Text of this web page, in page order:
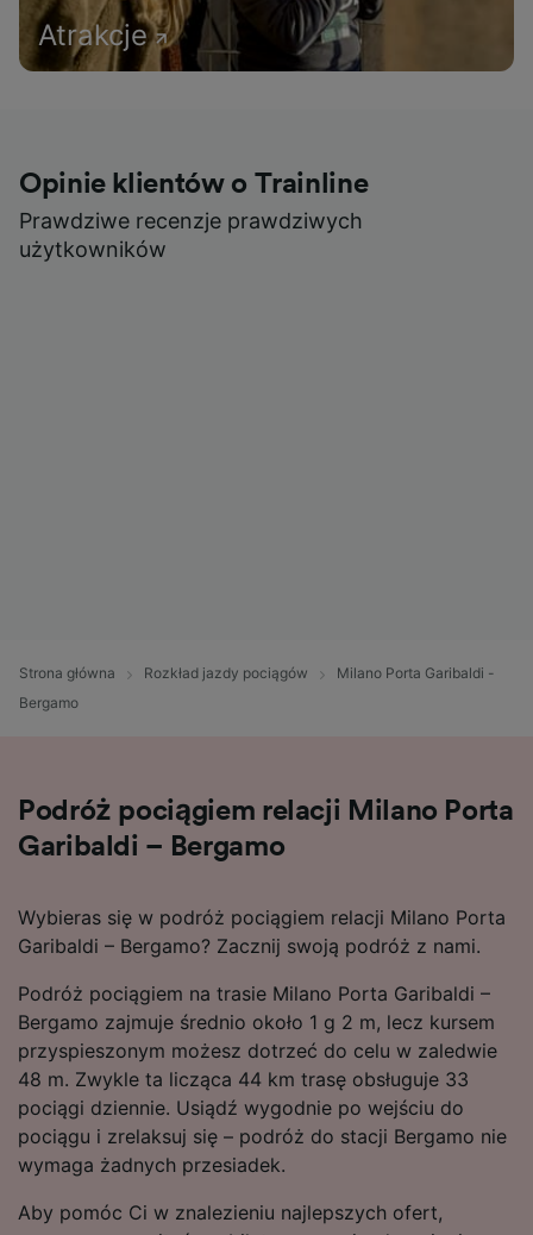
Atrakcje
Opinie klientów o Trainline
Prawdziwe recenzje prawdziwych
użytkowników
Strona główna Rozkład jazdy pociągów
Milano Porta Garibaldi -
Bergamo
Podróż pociągiem relacji Milano Porta
Garibaldi – Bergamo
Wybieras się w podróż pociągiem relacji Milano Porta
Garibaldi – Bergamo? Zacznij swoją podróż z nami.
Podróż pociągiem na trasie Milano Porta Garibaldi –
Bergamo zajmuje średnio około 1 g 2 m, lecz kursem
przyspieszonym możesz dotrzeć do celu w zaledwie
48 m. Zwykle ta licząca 44 km trasę obsługuje 33
pociągi dziennie. Usiądź wygodnie po wejściu do
pociągu i zrelaksuj się – podróż do stacji Bergamo nie
wymaga żadnych przesiadek.
Aby pomóc Ci w znalezieniu najlepszych ofert,